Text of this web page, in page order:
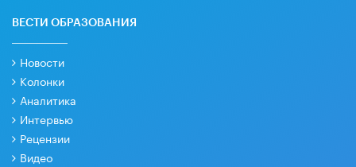
ВЕСТИ ОБРАЗОВАНИЯ
Новости
Колонки
Аналитика
Интервью
Рецензии
Видео